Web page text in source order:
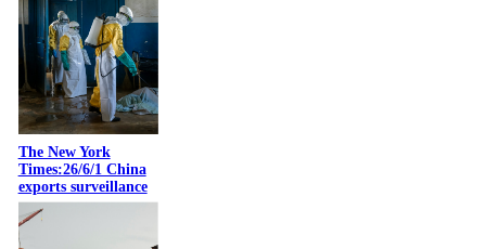
The New York
Times:26/6/1 China
exports surveillance